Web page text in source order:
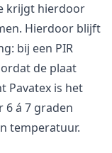
krijgt hierdoor
Hierdoor blijft
bij een PIR
de plaat
Pavatex is het
6 á 7 graden
temperatuur.